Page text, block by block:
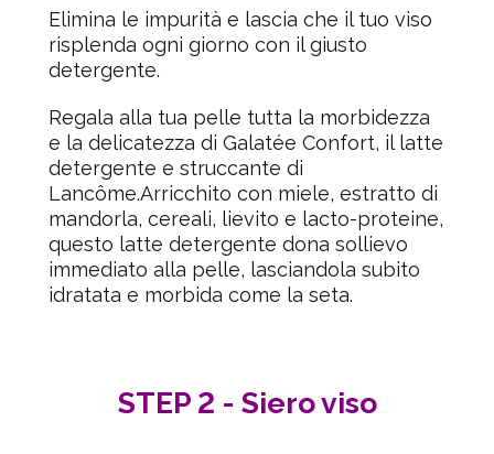
Elimina le impurità e lascia che il tuo viso
risplenda ogni giorno con il giusto
detergente.
Regala alla tua pelle tutta la morbidezza
e la delicatezza di Galatée Confort, il latte
detergente e struccante di
Lancôme.Arricchito con miele, estratto di
mandorla, cereali, lievito e lacto-proteine,
questo latte detergente dona sollievo
immediato alla pelle, lasciandola subito
idratata e morbida come la seta.
STEP 2 - Siero viso